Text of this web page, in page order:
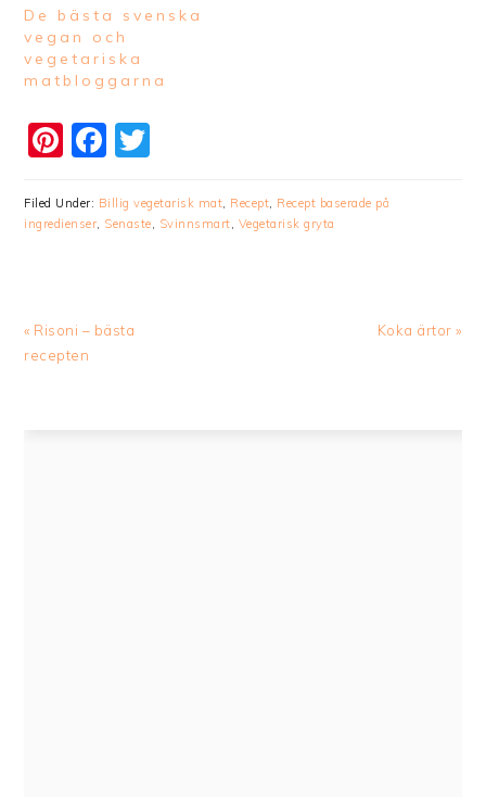
De bästa svenska
vegan och
vegetariska
matbloggarna
Pinterest
Facebook
Filed Under: Billig vegetarisk mat, Recept, Recept baserade på
ingredienser, Senaste, Svinnsmart, Vegetarisk gryta
Previous
Post:
« Risoni – bästa
recepten
Next
Koka ärtor »